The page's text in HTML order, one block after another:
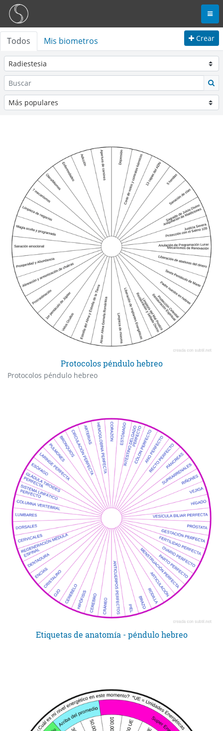
Todos Mis biometros Crear
Protocolos péndulo hebreo
Protocolos péndulo hebreo
Etiquetas de anatomía - péndulo hebreo